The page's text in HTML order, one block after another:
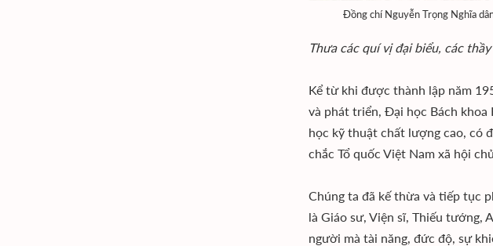
Đồng chí Nguyễn Trọng Nghĩa
Thưa các quí vị đại biểu, các
Kể từ khi được thành lập năm
và phát triển, Ðại học Bách
học kỹ thuật chất lượng cao, có
chắc Tổ quốc Việt Nam xã hội
Chúng ta đã kế thừa và tiếp tục
là Giáo sư, Viện sĩ, Thiếu tướng,
người mà tài năng, đức độ, sự